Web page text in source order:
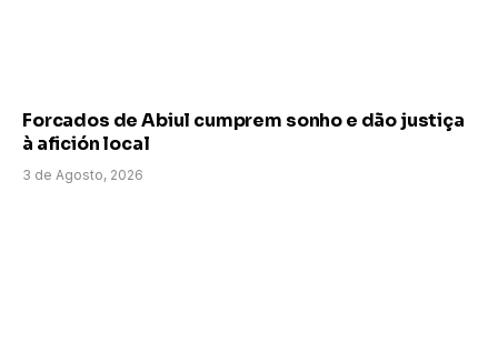
Forcados de Abiul cumprem sonho e dão justiça
à afición local
3 de Agosto, 2026